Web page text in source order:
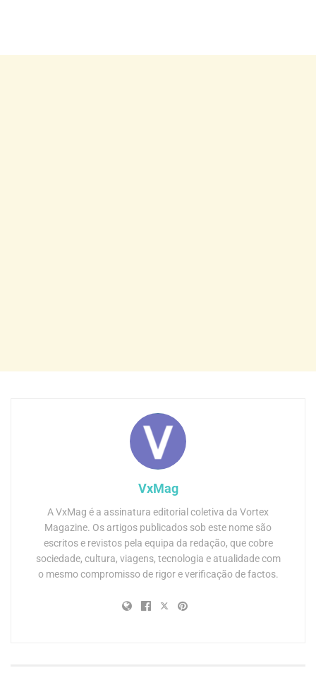
VxMag
A VxMag é a assinatura editorial coletiva da Vortex
Magazine. Os artigos publicados sob este nome são
escritos e revistos pela equipa da redação, que cobre
sociedade, cultura, viagens, tecnologia e atualidade com
o mesmo compromisso de rigor e verificação de factos.